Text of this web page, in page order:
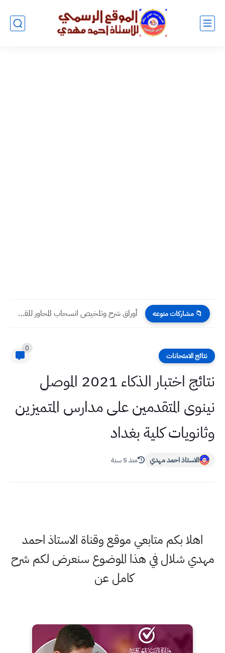
📁 مشاركات منوعه أوراق شرح وتلخيص انسحاب المحاور للقطع المخروطية الرياضيات صف السادس...
نتائج الامتحانات
0
نتائج اختبار الذكاء 2021 الموصل
نينوى المتقدمين على مدارس المتميزين
وثانويات كلية بغداد
الاستاذ احمد مهدي منذ 5 سنة
اهلا بكم متابعي موقع وقناة الاستاذ احمد
مهدي شلال في هذا الموضوع سنعرض لكم شرح
كامل عن